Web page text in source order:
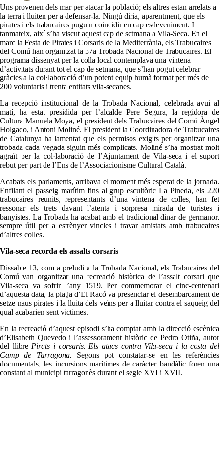
Uns provenen dels mar per atacar la població; els altres estan arrelats a
la terra i lluiten per a defensar-la. Ningú diria, aparentment, que els
pirates i els trabucaires puguin coincidir en cap esdeveniment. I
tanmateix, així s’ha viscut aquest cap de setmana a Vila-Seca. En el
marc la Festa de Pirates i Corsaris de la Mediterrània, els Trabucaires
del Comú han organitzat la 37a Trobada Nacional de Trabucaires. El
programa dissenyat per la colla local contemplava una vintena
d’activitats durant tot el cap de setmana, que s’han pogut celebrar
gràcies a la col·laboració d’un potent equip humà format per més de
200 voluntaris i trenta entitats vila-secanes.
La recepció institucional de la Trobada Nacional, celebrada avui al
matí, ha estat presidida per l’alcalde Pere Segura, la regidora de
Cultura Manuela Moya, el president dels Trabucaires del Comú Àngel
Holgado, i Antoni Moliné. El president la Coordinadora de Trabucaires
de Catalunya ha lamentat que els permisos exigits per organitzar una
trobada cada vegada siguin més complicats. Moliné s’ha mostrat molt
agraït per la col·laboració de l’Ajuntament de Vila-seca i el suport
rebut per part de l’Ens de l’Associacionisme Cultural Català.
Acabats els parlaments, arribava el moment més esperat de la jornada.
Enfilant el passeig marítim fins al grup escultòric La Pineda, els 220
trabucaires reunits, representants d’una vintena de colles, han fet
ressonar els trets davant l’atenta i sorpresa mirada de turistes i
banyistes. La Trobada ha acabat amb el tradicional dinar de germanor,
sempre útil per a estrènyer vincles i travar amistats amb trabucaires
d’altres colles.
Vila-seca recorda els assalts corsaris
Dissabte 13, com a preludi a la Trobada Nacional, els Trabucaires del
Comú van organitzar una recreació històrica de l’assalt corsari que
Vila-seca va sofrir l’any 1519. Per commemorar el cinc-centenari
d’aquesta data, la platja d’El Racó va presenciar el desembarcament de
setze naus pirates i la lluita dels veïns per a lluitar contra el saqueig del
qual acabarien sent víctimes.
En la recreació d’aquest episodi s’ha comptat amb la direcció escènica
d’Elisabeth Quevedo i l’assessorament històric de Pedro Otiña, autor
del llibrePirats i corsaris. Els atacs contra Vila-seca i la costa del
Camp de Tarragona. Segons pot constatar-se en les referències
documentals, les incursions marítimes de caràcter bandàlic foren una
constant al municipi tarragonès durant el segle XVI i XVII.